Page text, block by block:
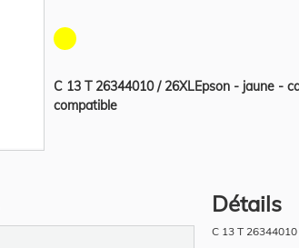
C 13 T 26344010 / 26XLEpson - jaune -
compatible
Détails
C 13 T